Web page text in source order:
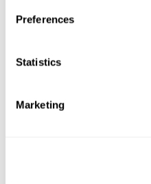
Preferences
Statistics
Marketing
hoeveelheid visuele
periode te onthouden, zoals
Werkgeheugen en
gedachten houden dat een